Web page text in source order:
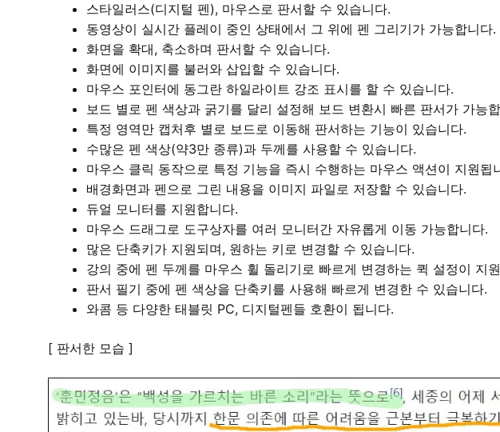
스타일러스(디지털 펜), 마우스로 판서할 수 있습니다.
동영상이 실시간 플레이 중인 상태에서 그 위에 펜 그리기가 가능합니다.
화면을 확대, 축소하며 판서할 수 있습니다.
화면에 이미지를 불러와 삽입할 수 있습니다.
마우스 포인터에 동그란 하일라이트 강조 표시를 할 수 있습니다.
보드 별로 펜 색상과 굵기를 달리 설정해 보드 변환시 빠른 판서가 가능
특정 영역만 캡처후 별로 보드로 이동해 판서하는 기능이 있습니다.
수많은 펜 색상(약3만 종류)과 두께를 사용할 수 있습니다.
마우스 클릭 동작으로 특정 기능을 즉시 수행하는 마우스 액션이 지원됩
배경화면과 펜으로 그린 내용을 이미지 파일로 저장할 수 있습니다.
듀얼 모니터를 지원합니다.
마우스 드래그로 도구상자를 여러 모니터간 자유롭게 이동 가능합니다.
많은 단축키가 지원되며, 원하는 키로 변경할 수 있습니다.
강의 중에 펜 두께를 마우스 휠 돌리기로 빠르게 변경하는 퀵 설정이 지
판서 필기 중에 펜 색상을 단축키를 사용해 빠르게 변경한 수 있습니다.
와콤 등 다양한 태블릿 PC, 디지털펜들 호환이 됩니다.
[ 판서한 모습 ]